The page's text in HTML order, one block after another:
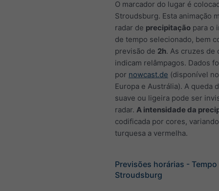
O marcador do lugar é
Stroudsburg. Esta animação
radar de precipitação para o
de tempo selecionado, bem
previsão de 2h. As cruzes de
indicam relâmpagos. Dados
por nowcast.de (disponível
Europa e Austrália). A queda
suave ou ligeira pode ser
radar. A intensidade da
codificada por cores,
turquesa a vermelha.
Previsões horárias - Tempo
Stroudsburg